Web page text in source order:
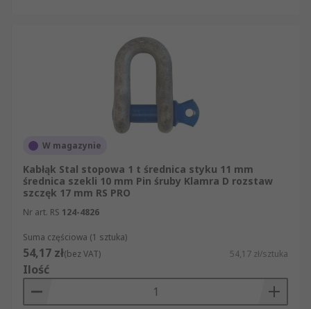
W magazynie
Kabłąk Stal stopowa 1 t średnica styku 11 mm
średnica szekli 10 mm Pin śruby Klamra D rozstaw
szczęk 17 mm RS PRO
Nr art. RS 124-4826
Suma częściowa (1 sztuka)
54,17 zł(bez VAT) 54,17 zł/sztuka
Ilość